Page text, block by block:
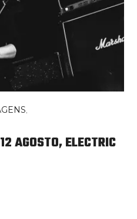
,
AGOSTO, ELECTRIC